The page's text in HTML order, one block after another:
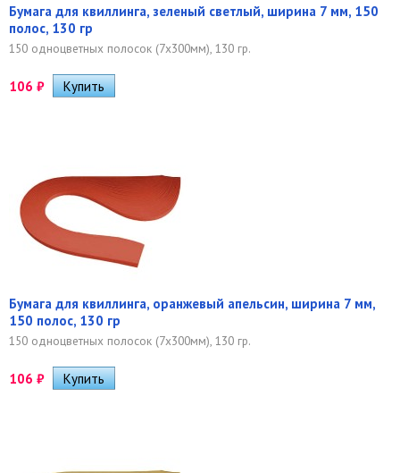
Бумага для квиллинга, зеленый светлый, ширина 7 мм, 150
полос, 130 гр
150 одноцветных полосок (7х300мм), 130 гр.
106 ₽
Бумага для квиллинга, оранжевый апельсин, ширина 7 мм,
150 полос, 130 гр
150 одноцветных полосок (7х300мм), 130 гр.
106 ₽